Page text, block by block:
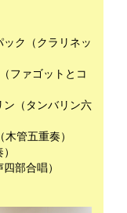
ク（クラリネッ
ファゴットとコ
ン（タンバリン六
管五重奏）
部合唱）